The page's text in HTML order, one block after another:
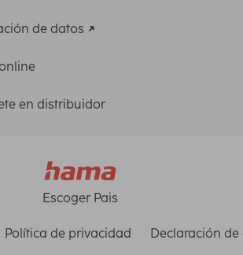
de datos
en distribuidor
Escoger Pais
Política de privacidad Declaración